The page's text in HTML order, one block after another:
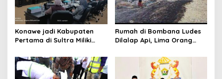
Konawe jadi Kabupaten
Pertama di Sultra Miliki
Digital, DPRD Restui
Anggaran Rp200 Juta
Rumah di Bombana Ludes
Dilalap Api, Lima Orang
Dunia